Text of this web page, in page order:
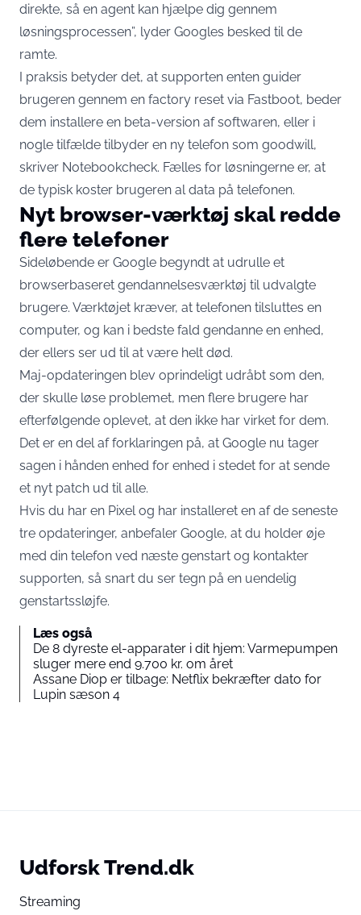
direkte, så en agent kan hjælpe dig gennem
løsningsprocessen”, lyder Googles besked til de
ramte.
I praksis betyder det, at supporten enten guider
brugeren gennem en factory reset via Fastboot, beder
dem installere en beta-version af softwaren, eller i
nogle tilfælde tilbyder en ny telefon som goodwill,
skriver Notebookcheck. Fælles for løsningerne er, at
de typisk koster brugeren al data på telefonen.
Nyt browser-værktøj skal redde
flere telefoner
Sideløbende er Google begyndt at udrulle et
browserbaseret gendannelsesværktøj til udvalgte
brugere. Værktøjet kræver, at telefonen tilsluttes en
computer, og kan i bedste fald gendanne en enhed,
der ellers ser ud til at være helt død.
Maj-opdateringen blev oprindeligt udråbt som den,
der skulle løse problemet, men flere brugere har
efterfølgende oplevet, at den ikke har virket for dem.
Det er en del af forklaringen på, at Google nu tager
sagen i hånden enhed for enhed i stedet for at sende
et nyt patch ud til alle.
Hvis du har en Pixel og har installeret en af de seneste
tre opdateringer, anbefaler Google, at du holder øje
med din telefon ved næste genstart og kontakter
supporten, så snart du ser tegn på en uendelig
genstartssløjfe.
Læs også
De 8 dyreste el-apparater i dit hjem: Varmepumpen
sluger mere end 9.700 kr. om året
Assane Diop er tilbage: Netflix bekræfter dato for
Lupin sæson 4
Udforsk Trend.dk
Streaming